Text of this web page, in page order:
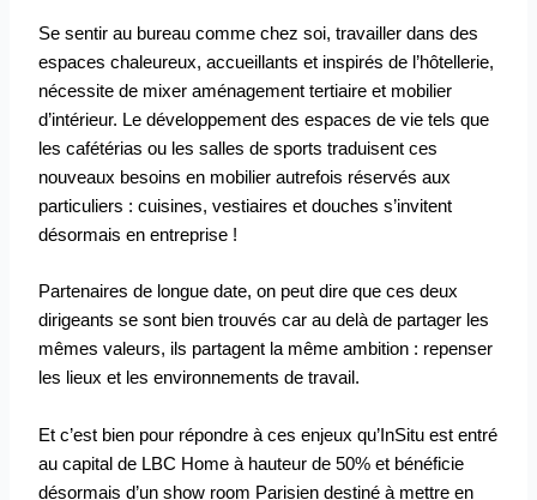
Se sentir au bureau comme chez soi, travailler dans des
espaces chaleureux, accueillants et inspirés de l’hôtellerie,
nécessite de mixer aménagement tertiaire et mobilier
d’intérieur. Le développement des espaces de vie tels que
les cafétérias ou les salles de sports traduisent ces
nouveaux besoins en mobilier autrefois réservés aux
particuliers : cuisines, vestiaires et douches s’invitent
désormais en entreprise !
Partenaires de longue date, on peut dire que ces deux
dirigeants se sont bien trouvés car au delà de partager les
mêmes valeurs, ils partagent la même ambition : repenser
les lieux et les environnements de travail.
Et c’est bien pour répondre à ces enjeux qu’InSitu est entré
au capital de LBC Home à hauteur de 50% et bénéficie
désormais d’un show room Parisien destiné à mettre en